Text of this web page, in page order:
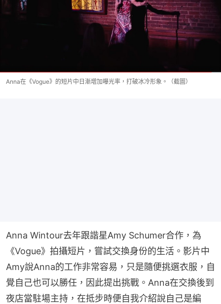
Anna在《Vogue》的短片中日漸增加曝光率，打破冰冷形象。（截圖）
Anna Wintour去年跟諧星Amy Schumer合作，為
《Vogue》拍攝短片，嘗試交換身份的生活。影片中
Amy說Anna的工作非常容易，只是隨便挑選衣服，自
覺自己也可以勝任，因此提出挑戰。Anna在交換後到
夜店當駐場主持，在抵步時便自我介紹說自己是編